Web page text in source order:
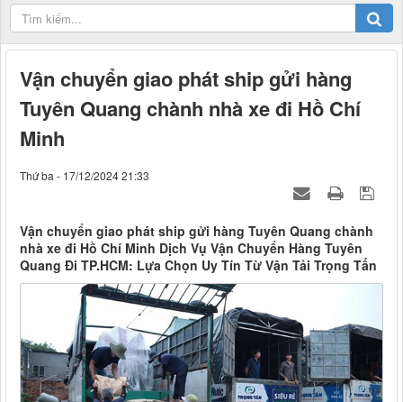
Vận chuyển giao phát ship gửi hàng
Tuyên Quang chành nhà xe đi Hồ Chí
Minh
Thứ ba - 17/12/2024 21:33
Vận chuyển giao phát ship gửi hàng Tuyên Quang chành
nhà xe đi Hồ Chí Minh Dịch Vụ Vận Chuyển Hàng Tuyên
Quang Đi TP.HCM: Lựa Chọn Uy Tín Từ Vận Tải Trọng Tấn